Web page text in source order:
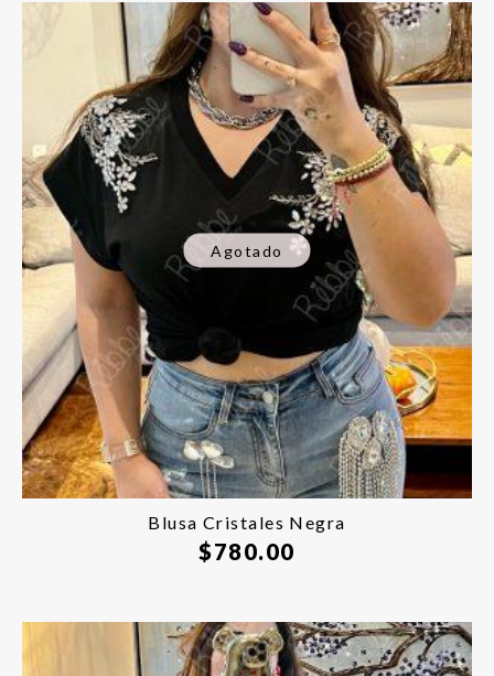
Agotado
Blusa Cristales Negra
$780.00